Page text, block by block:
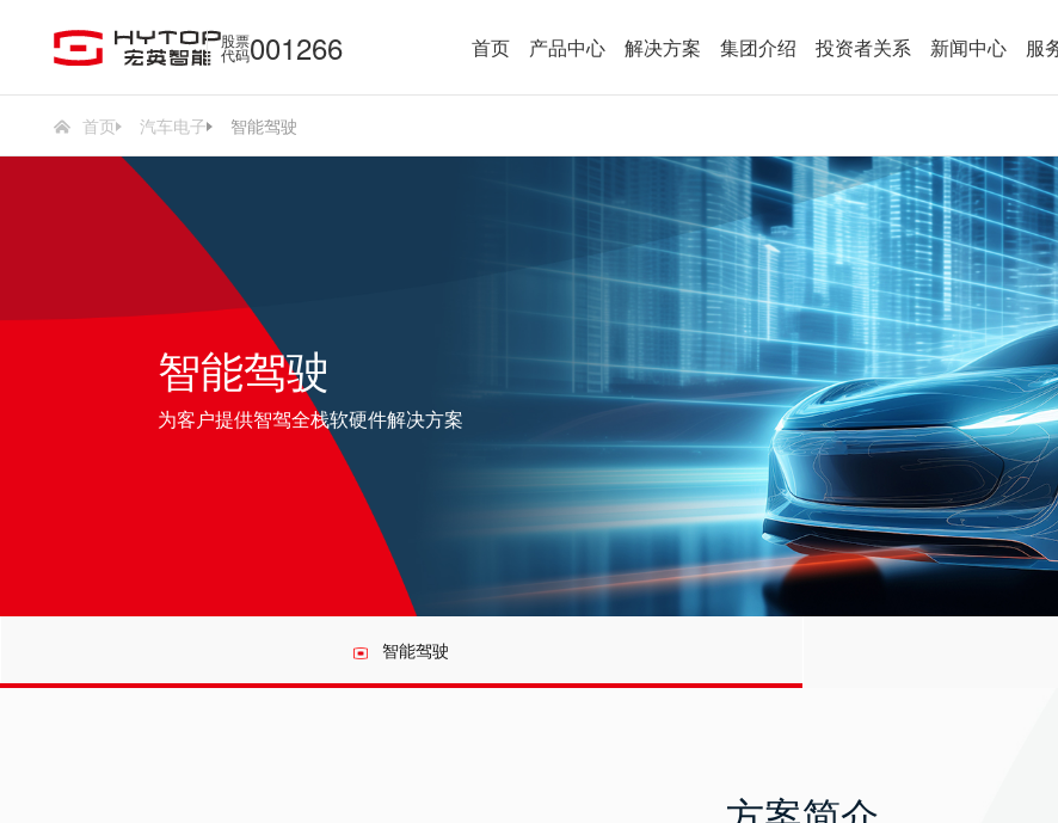
股票
代码001266 首页 产品中心 解决方案 集团介绍 投资者关系 新闻中心 服
首页 汽车电子 智能驾驶
智能驾驶
为客户提供智驾全栈软硬件解决方案
智能驾驶